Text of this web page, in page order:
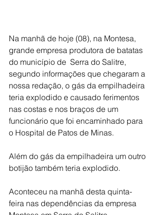
Na manhã de hoje (08), na Montesa,
grande empresa produtora de batatas
do município de  Serra do Salitre,
segundo informações que chegaram a
nossa redação, o gás da empilhadeira
teria explodido e causado ferimentos
nas costas e nos braços de um
funcionário que foi encaminhado para
o Hospital de Patos de Minas.
Além do gás da empilhadeira um outro
botijão também teria explodido.
Aconteceu na manhã desta quinta-
feira nas dependências da empresa